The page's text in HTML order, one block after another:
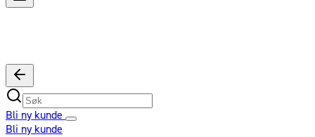
Bli ny kunde
Bli ny kunde